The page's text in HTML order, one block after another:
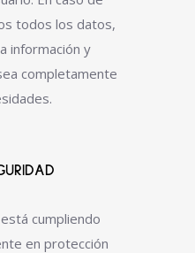
todos los datos,
información y
completamente
cumpliendo
en protección